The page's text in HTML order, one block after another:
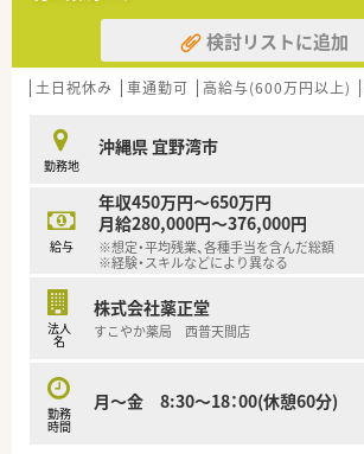
検討リストに追加
土日祝休み 車通勤可 高給与(600万円以上)
勤務地
沖縄県 宜野湾市
給与
年収450万円～650万円
月給280,000円～376,000円
※想定・平均残業、各種手当を含んだ総額
※経験・スキルなどにより異なる
法人
名
株式会社薬正堂
すこやか薬局 西普天間店
勤務
時間
月～金 8:30～18：00(休憩60分)